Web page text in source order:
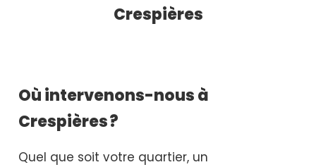
Crespières
Où intervenons-nous à
Crespières ?
Quel que soit votre quartier, un